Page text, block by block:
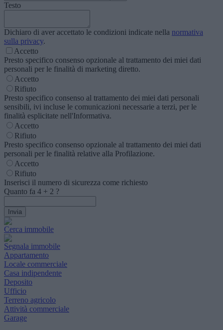
Testo
Dichiaro di aver accettato le condizioni indicate nella normativa
sulla privacy.
Accetto
Presto specifico consenso opzionale al trattamento dei miei dati
personali per le finalità di marketing diretto.
Accetto
Rifiuto
Presto specifico consenso al trattamento dei miei dati personali
sensibili, ivi incluse le comunicazioni necessarie a terzi, per le
finalità esplicitate nell'Informativa.
Accetto
Rifiuto
Presto specifico consenso opzionale al trattamento dei miei dati
personali per le finalità relative alla Profilazione.
Accetto
Rifiuto
Inserisci il numero di sicurezza come richiesto
Quanto fa 4 + 2 ?
Cerca immobile
Segnala immobile
Appartamento
Locale commerciale
Casa indipendente
Deposito
Ufficio
Terreno agricolo
Attività commerciale
Garage